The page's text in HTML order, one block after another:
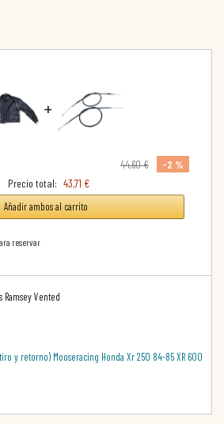
+
44,60 €
-2 %
Precio total: 43,71 €
Añadir ambos al carrito
reservar
Ramsey Vented
y retorno) Mooseracing Honda Xr 250 84-85 XR 600